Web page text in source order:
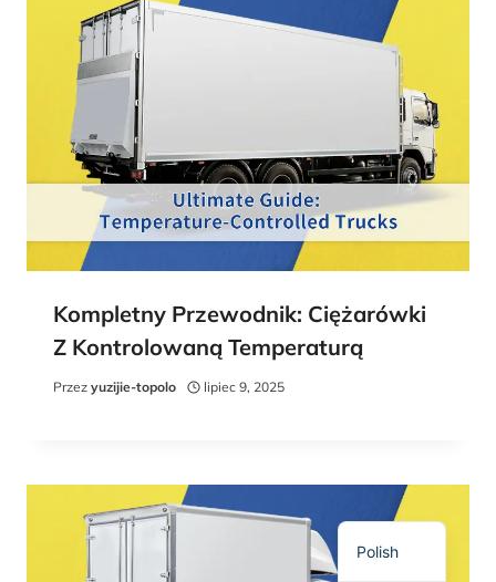
Kompletny Przewodnik: Ciężarówki
Z Kontrolowaną Temperaturą
Przez yuzijie-topolo lipiec 9, 2025
Polish
English